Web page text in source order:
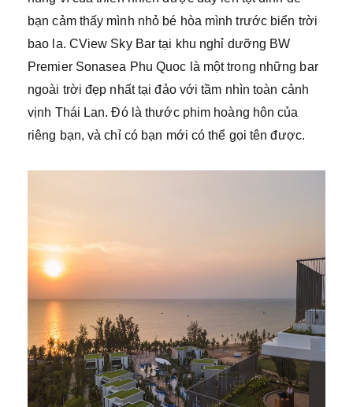
bạn cảm thấy mình nhỏ bé hòa mình trước biển trời
bao la. CView Sky Bar tại khu nghỉ dưỡng BW
Premier Sonasea Phu Quoc là một trong những bar
ngoài trời đẹp nhất tại đảo với tầm nhìn toàn cảnh
vịnh Thái Lan. Đó là thước phim hoàng hôn của
riêng bạn, và chỉ có bạn mới có thể gọi tên được.